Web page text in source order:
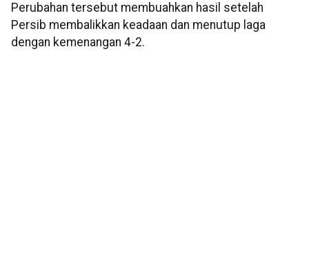
Perubahan tersebut membuahkan hasil setelah
Persib membalikkan keadaan dan menutup laga
dengan kemenangan 4-2.